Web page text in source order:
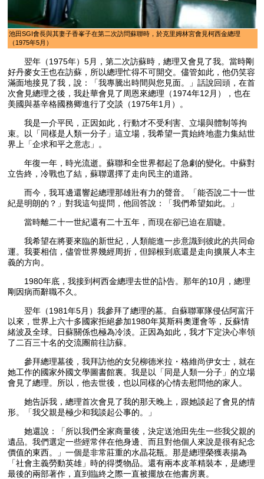
池田SGI會長與其妻子香峯子在第二次訪問蘇聯時，於克里姆林宮會見柯西金總理
（1975年5月）
翌年（1975年）5月，第二次訪蘇時，總理又會見了我。當時剛
好丹麥女王也在訪蘇，所以總理忙得不可開交。儘管如此，他仍笑容
滿面地接見了我，說：「我專騰出時間與您見面。」話說回頭，在首
次會見總理之後，我赴華會見了周恩來總理（1974年12月），也在
美國與基辛格國務卿進行了交談（1975年1月）。
我是一介平民，正因如此，行動才不受利害、立場與體制等拘
束。以「同樣是人類一分子」這立場，我希望一貫始終地盡力集結世
界上「企求和平之意志」。
年復一年，時光流逝。蘇聯和全世界都起了急劇的變化。中蘇對
立告終，冷戰也了結，蘇聯選擇了走向民主的道路。
而今，我耳邊還響起總理那雄壯有力的聲音。「能否說二十一世
紀是明朗的？」對我這句提問，他回答說：「我們希望如此。」
當時離二十一世紀還有二十五年，而現在卻已迫在眉睫。
我希望在將要來臨的新世紀，人類能進一步意識到彼此的共同命
運。我要相信，儘管世界幾經周折，但歸根到底還是走向擴展人本主
義的方向。
1980年底，我接到柯西金總理去世的訃告。那年的10月，總理
剛因病而辭職不久。
翌年（1981年5月）我參拜了總理的墓。自蘇聯軍隊侵佔阿富汗
以來，世界上六十多國家拒絕參加1980年莫斯科奧運會等，反蘇情
緒波及全球。日蘇關係也極為冷淡。正因為如此，我才下定決心率領
了二百三十名的交流團前往訪蘇。
參拜總理墓後，我拜訪他的女兒柳德米拉・格維尚伊女士，就在
她工作的國家外國文學圖書館裏。我是以「同是人類一分子」的立場
會見了總理。所以，他去世後，也以同樣的心情去慰問他的家人。
她告訴我，總理首次會見了我的那天晚上，跟她談起了會見的情
形。「我父親是極少和我談起公事的。」
她還說：「所以我們全家商量後，決定送池田先生一些我父親的
遺品。我們選定一些經常伴在他身邊、而且對他個人來說是很有紀念
價值的東西。」一個是非常莊重的水晶花瓶。那是總理榮獲表揚為
「社會主義勞動英雄」時的得獎物品。還有兩本皮革精裝本，是總理
最後的兩部著作，直到臨終之際一直被擺放在他書房裏。